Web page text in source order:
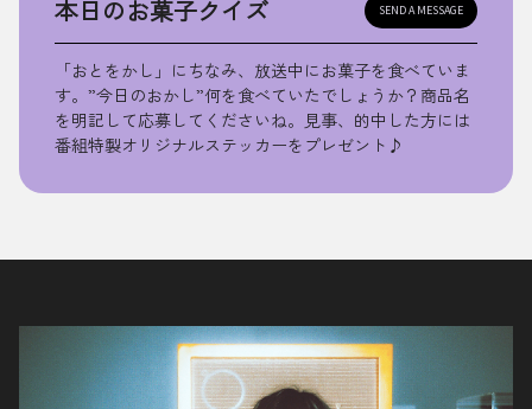
本日のお菓子クイズ SEND A MESSAGE
「おとをかし」にちなみ、放送中にお菓子を食べていま
す。”今日のおかし”何を食べていたでしょうか？商品名
を明記して応募してくださいね。見事、的中した方には
番組特製オリジナルステッカーをプレゼント♪